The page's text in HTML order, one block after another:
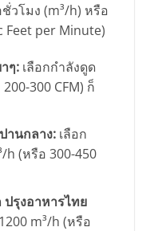
วโมง (m³/h) หรือ
Feet per Minute)
ๆ:เลือกกำลังดูด
300 CFM) ก็
านกลาง:เลือก
h (หรือ 300-450
รุงอาหารไทย
m³/h (หรือ